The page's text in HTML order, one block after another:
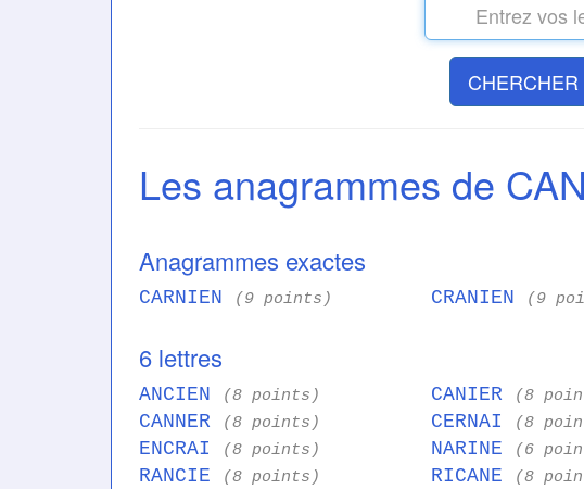
Les anagrammes de
Anagrammes exactes
CARNIEN (9 points) CRANIEN (9
6 lettres
ANCIEN (8 points) CANIER (8
CANNER (8 points) CERNAI (8
ENCRAI (8 points) NARINE (6
RANCIE (8 points) RICANE (8